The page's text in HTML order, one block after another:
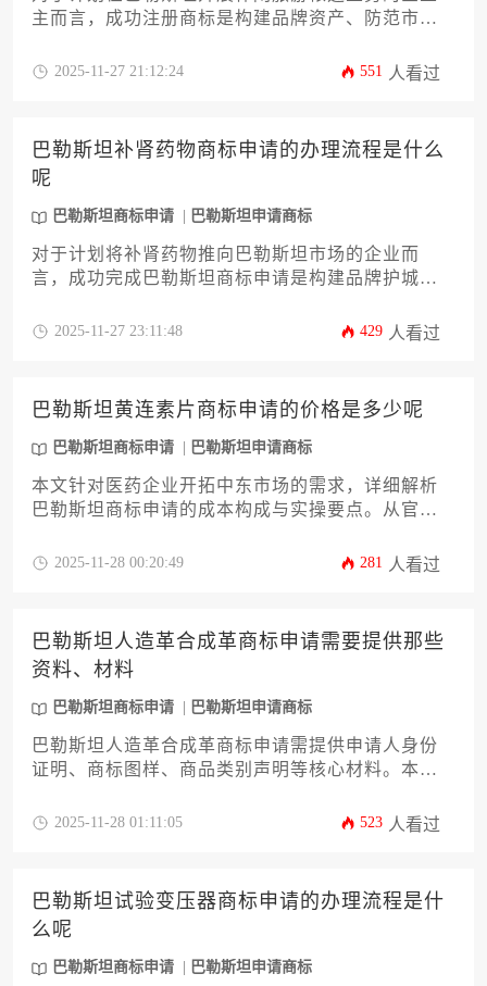
主而言，成功注册商标是构建品牌资产、防范市场
标申请的全过程，核心聚焦于申请所需准备的各项
优先权证明等法律文件的准备要点，为您提供一份
详尽、实用且具备操作性的指南，助您高效完成知
识产权布局。
2025-11-27 21:12:24 551 人看过
巴勒斯坦补肾药物商标申请的办理流程是什么
呢
巴勒斯坦商标申请 巴勒斯坦申请商标
对于计划将补肾药物推向巴勒斯坦市场的企业而
言，成功完成巴勒斯坦商标申请是构建品牌护城河
要对当地药品监管的特殊性有深刻理解。本文将为
略，助力企业主高效稳妥地完成知识产权布局，为
市场开拓奠定坚实基础。
2025-11-27 23:11:48 429 人看过
巴勒斯坦黄连素片商标申请的价格是多少呢
巴勒斯坦商标申请 巴勒斯坦申请商标
本文针对医药企业开拓中东市场的需求，详细解析
巴勒斯坦商标申请的成本构成与实操要点。从官费
阐述黄连素片商标在巴勒斯坦注册的费用框架及风
2025-11-28 00:20:49 281 人看过
巴勒斯坦人造革合成革商标申请需要提供那些
资料、材料
巴勒斯坦商标申请 巴勒斯坦申请商标
巴勒斯坦人造革合成革商标申请需提供申请人身份
证明、商标图样、商品类别声明等核心材料。本文
依据、材料规范及常见问题对策，助力企业高效完
2025-11-28 01:11:05 523 人看过
巴勒斯坦试验变压器商标申请的办理流程是什
么呢
巴勒斯坦商标申请 巴勒斯坦申请商标